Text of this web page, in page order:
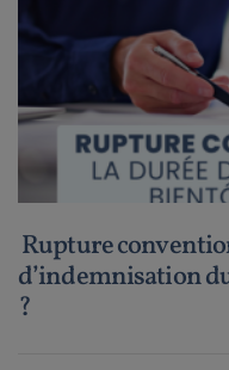
Rupture
d’indemnisation
?